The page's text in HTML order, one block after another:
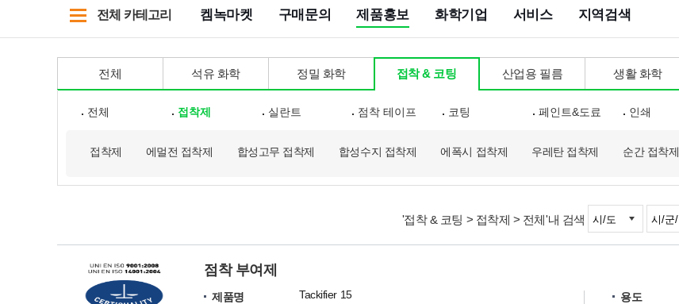
전체 카테고리 켐녹마켓 구매문의 제품홍보 화학기업 서비스 지역검색
전체 석유 화학 정밀 화학 접착 & 코팅 산업용 필름 생활 화학
전체 접착제 실란트 점착 테이프 코팅 페인트&도료 인쇄
접착제 에멀전 접착제 합성고무 접착제 합성수지 접착제 에폭시 접착제 우레탄 접착제 순간 접착제
'접착 & 코팅 > 접착제 > 전체'내 검색
점착 부여제
제품명
Tackifier 15
용도